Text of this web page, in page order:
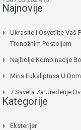
Najnovije
Ukrasite I Osvetlite Vaš
Tronožnim Postoljem
Najbolje Kombinacije
Miris Eukaliptusa U
7 Saveta Za Uređenje
Kategorije
Eksterijer